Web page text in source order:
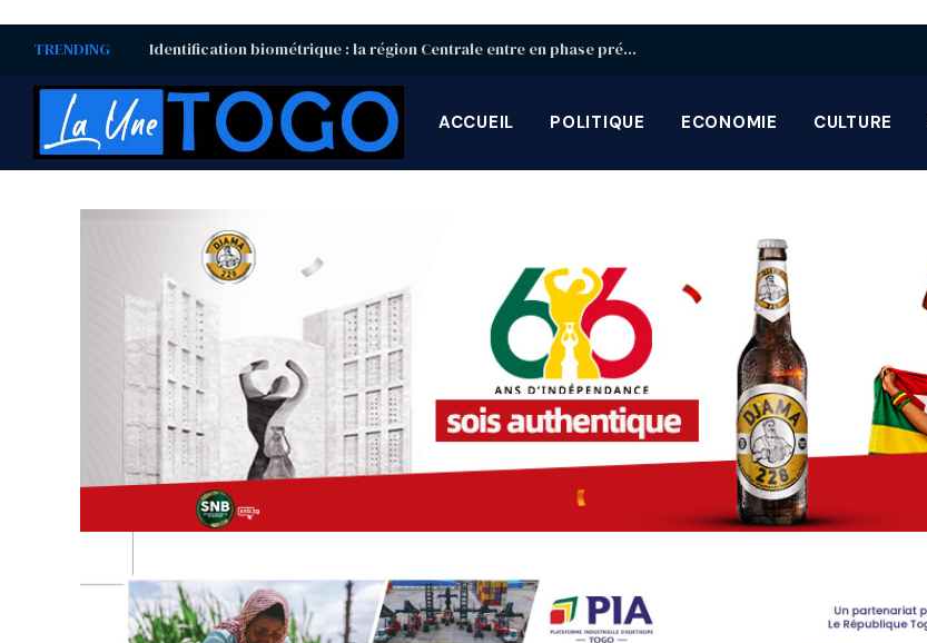
TRENDING Identification biométrique : la région Centrale entre en phase préparatoire avant la grande campagne d’août-septembre
ACCUEIL POLITIQUE ECONOMIE CULTURE